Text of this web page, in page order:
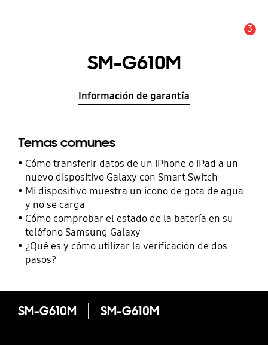
3
SM-G610M
Información de garantía
Temas comunes
Cómo transferir datos de un iPhone o iPad a un
nuevo dispositivo Galaxy con Smart Switch
Mi dispositivo muestra un icono de gota de agua
y no se carga
Cómo comprobar el estado de la batería en su
teléfono Samsung Galaxy
¿Qué es y cómo utilizar la verificación de dos
pasos?
SM-G610M SM-G610M